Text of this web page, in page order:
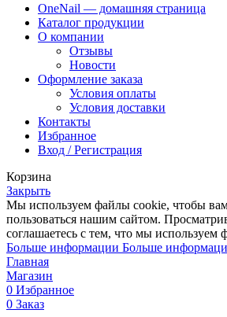
OneNail — домашняя страница
Каталог продукции
О компании
Отзывы
Новости
Оформление заказа
Условия оплаты
Условия доставки
Контакты
Избранное
Вход / Регистрация
Корзина
Закрыть
Мы используем файлы cookie, чтобы
пользоваться нашим сайтом.
соглашаетесь с тем, что мы используем
Больше информации Больше
Главная
Магазин
0 Избранное
0 Заказ